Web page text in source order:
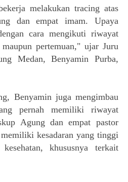
melakukan tracing atas
dan empat imam. Upaya
cara mengikuti riwayat
pertemuan," ujar Juru
Medan, Benyamin Purba,
Benyamin juga mengimbau
pernah memiliki riwayat
Agung dan empat pastor
kesadaran yang tinggi
khususnya terkait